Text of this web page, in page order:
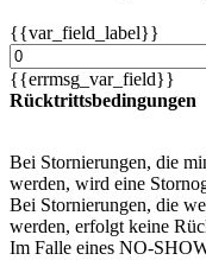
{{var_field_label}}
{{errmsg_var_field}}
Rücktrittsbedingungen
Bei Stornierungen, die
werden, wird eine
Bei Stornierungen, die
werden, erfolgt keine
Im Falle eines NO-